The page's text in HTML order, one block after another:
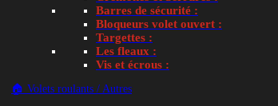
Barres de sécurité :
Bloqueurs volet ouvert :
Targettes :
Les fleaux :
Vis et écrous :
🏠 Volets roulants / Autres